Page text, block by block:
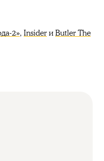
2», InsiderиButler The